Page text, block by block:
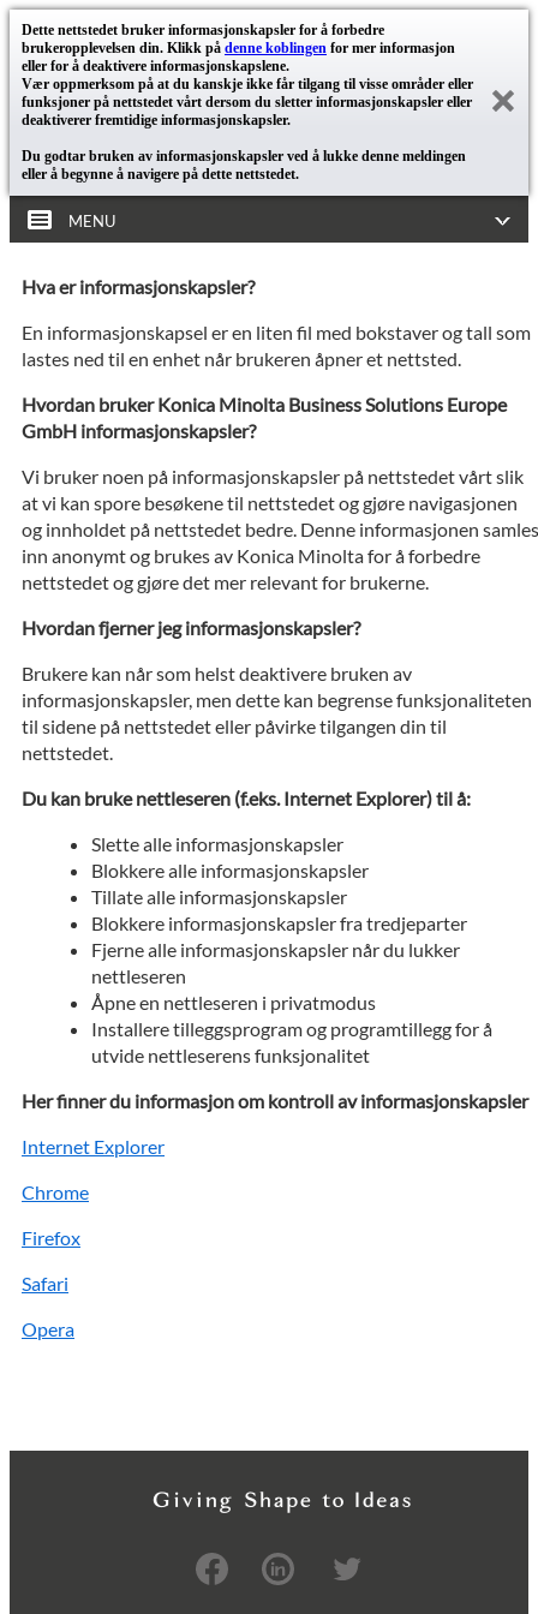
Dette nettstedet bruker informasjonskapsler for å forbedre
brukeropplevelsen din. Klikk på denne koblingen for mer informasjon
eller for å deaktivere informasjonskapslene.
Vær oppmerksom på at du kanskje ikke får tilgang til visse områder eller
funksjoner på nettstedet vårt dersom du sletter informasjonskapsler eller
deaktiverer fremtidige informasjonskapsler.
Du godtar bruken av informasjonskapsler ved å lukke denne meldingen
eller å begynne å navigere på dette nettstedet.
MENU
Hva er informasjonskapsler?
En informasjonskapsel er en liten fil med bokstaver og tall som
lastes ned til en enhet når brukeren åpner et nettsted.
Hvordan bruker Konica Minolta Business Solutions Europe
GmbH informasjonskapsler?
Vi bruker noen på informasjonskapsler på nettstedet vårt slik
at vi kan spore besøkene til nettstedet og gjøre navigasjonen
og innholdet på nettstedet bedre. Denne informasjonen samles
inn anonymt og brukes av Konica Minolta for å forbedre
nettstedet og gjøre det mer relevant for brukerne.
Hvordan fjerner jeg informasjonskapsler?
Brukere kan når som helst deaktivere bruken av
informasjonskapsler, men dette kan begrense funksjonaliteten
til sidene på nettstedet eller påvirke tilgangen din til
nettstedet.
Du kan bruke nettleseren (f.eks. Internet Explorer) til å:
Slette alle informasjonskapsler
Blokkere alle informasjonskapsler
Tillate alle informasjonskapsler
Blokkere informasjonskapsler fra tredjeparter
Fjerne alle informasjonskapsler når du lukker
nettleseren
Åpne en nettleseren i privatmodus
Installere tilleggsprogram og programtillegg for å
utvide nettleserens funksjonalitet
Her finner du informasjon om kontroll av informasjonskapsler
Internet Explorer
Chrome
Firefox
Safari
Opera